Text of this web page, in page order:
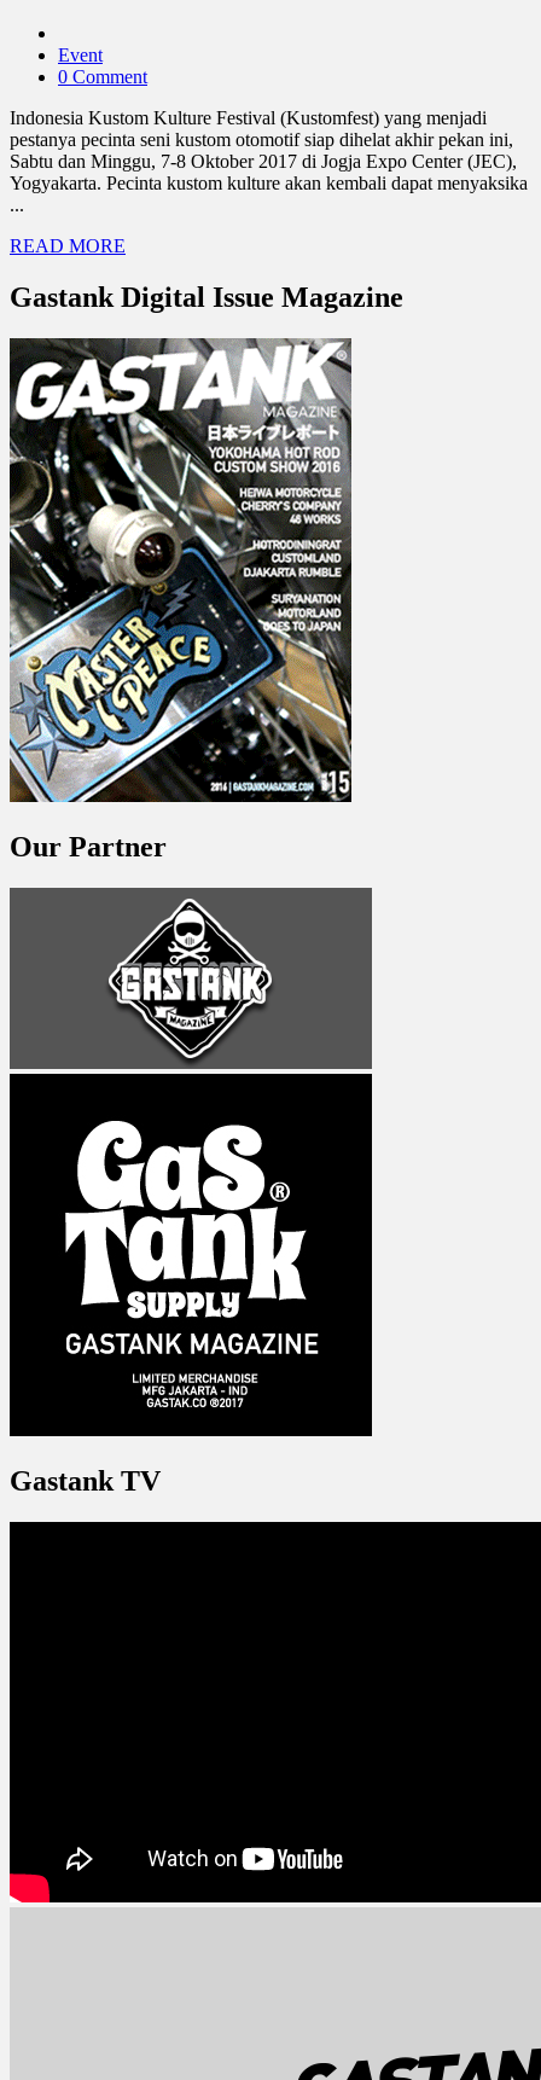
Event
0 Comment
Indonesia Kustom Kulture Festival (Kustomfest) yang menjadi
pestanya pecinta seni kustom otomotif siap dihelat akhir pekan ini,
Sabtu dan Minggu, 7-8 Oktober 2017 di Jogja Expo Center (JEC),
Yogyakarta. Pecinta kustom kulture akan kembali dapat menyaksika
...
READ MORE
Gastank Digital Issue Magazine
Our Partner
Gastank TV